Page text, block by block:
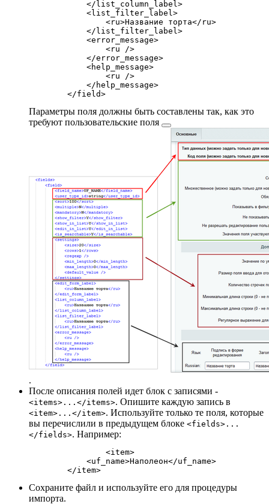
            </list_column_label>
            <list_filter_label>
                <ru>Название торта</ru>
            </list_filter_label>
            <error_message>
                <ru />
            </error_message>
            <help_message>
                <ru />
            </help_message>
Параметры поля должны быть составлены так, как это
требуют пользовательские поля
.
После описания полей идет блок с записями -
<items>...</items>. Опишите каждую запись в
<item>...</item>. Используйте только те поля, которые
вы перечислили в предыдущем блоке <fields>...
</fields>. Например:
            <uf_name>Наполеон</uf_name>
Сохраните файл и используйте его для процедуры
импорта.